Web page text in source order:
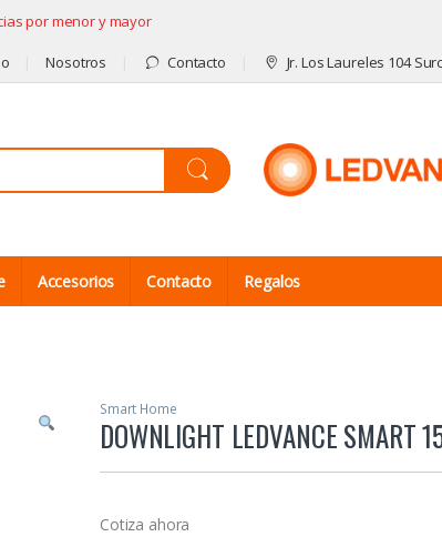
por menor y mayor
Nosotros Contacto Jr. Los Laureles 104
Accesorios Contacto Regalos
Smart Home
DOWNLIGHT LEDVANCE SMART
Cotiza ahora